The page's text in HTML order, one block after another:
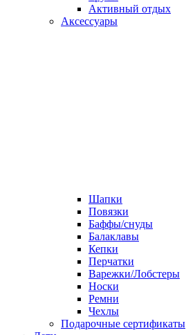
Активный отдых
Аксессуары
Шапки
Повязки
Баффы/снуды
Балаклавы
Кепки
Перчатки
Варежки/Лобстеры
Носки
Ремни
Чехлы
Подарочные сертификаты